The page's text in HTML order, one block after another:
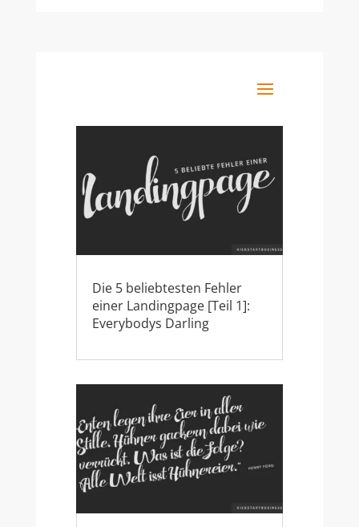
Die 5 beliebtesten Fehler
einer Landingpage [Teil 1]:
Everybodys Darling